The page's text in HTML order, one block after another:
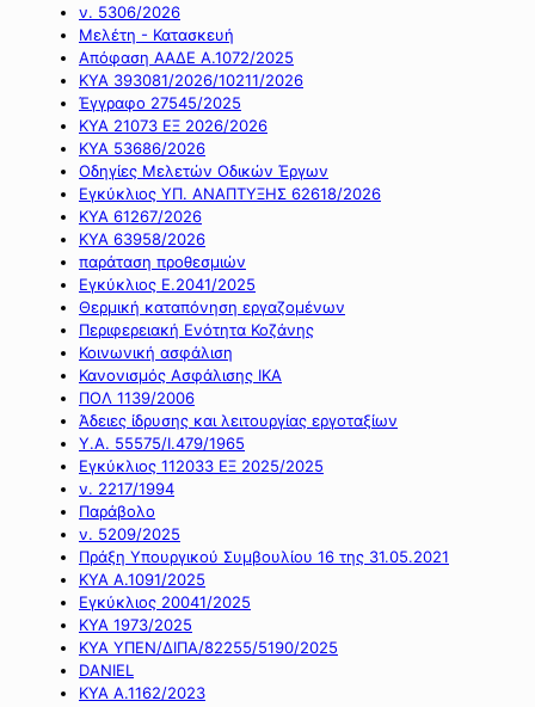
ν. 5306/2026
Μελέτη - Κατασκευή
Απόφαση ΑΑΔΕ Α.1072/2025
ΚΥΑ 393081/2026/10211/2026
Έγγραφο 27545/2025
ΚΥΑ 21073 ΕΞ 2026/2026
ΚΥΑ 53686/2026
Οδηγίες Μελετών Οδικών Έργων
Εγκύκλιος ΥΠ. ΑΝΑΠΤΥΞΗΣ 62618/2026
ΚΥΑ 61267/2026
ΚΥΑ 63958/2026
παράταση προθεσμιών
Εγκύκλιος Ε.2041/2025
Θερμική καταπόνηση εργαζομένων
Περιφερειακή Ενότητα Κοζάνης
Κοινωνική ασφάλιση
Κανονισμός Ασφάλισης ΙΚΑ
ΠΟΛ 1139/2006
Άδειες ίδρυσης και λειτουργίας εργοταξίων
Υ.Α. 55575/Ι.479/1965
Εγκύκλιος 112033 ΕΞ 2025/2025
ν. 2217/1994
Παράβολο
ν. 5209/2025
Πράξη Υπουργικού Συμβουλίου 16 της 31.05.2021
ΚΥΑ Α.1091/2025
Εγκύκλιος 20041/2025
ΚΥΑ 1973/2025
ΚΥΑ ΥΠΕΝ/ΔΙΠΑ/82255/5190/2025
DANIEL
ΚΥΑ Α.1162/2023